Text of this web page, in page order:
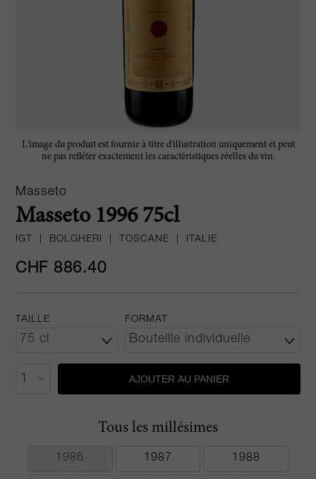
L'image du produit est fournie à titre d'illustration uniquement et peut
ne pas refléter exactement les caractéristiques réelles du vin.
Masseto
Masseto 1996 75cl
IGT BOLGHERI TOSCANE ITALIE
CHF 886.40
TAILLE FORMAT
AJOUTER AU PANIER
Tous les millésimes
1986 1987 1988